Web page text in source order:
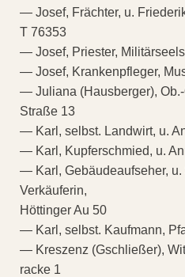
— Josef, Frächter, u.
T 76353
— Josef, Priester,
— Josef, Krankenpfleger,
— Juliana (Hausberger),
Straße 13
— Karl, selbst. Landwirt, u.
— Karl, Kupferschmied, u.
— Karl, Gebäudeaufseher, u.
Verkäuferin,
Höttinger Au 50
— Karl, selbst. Kaufmann,
— Kreszenz (Gschließer),
racke 1